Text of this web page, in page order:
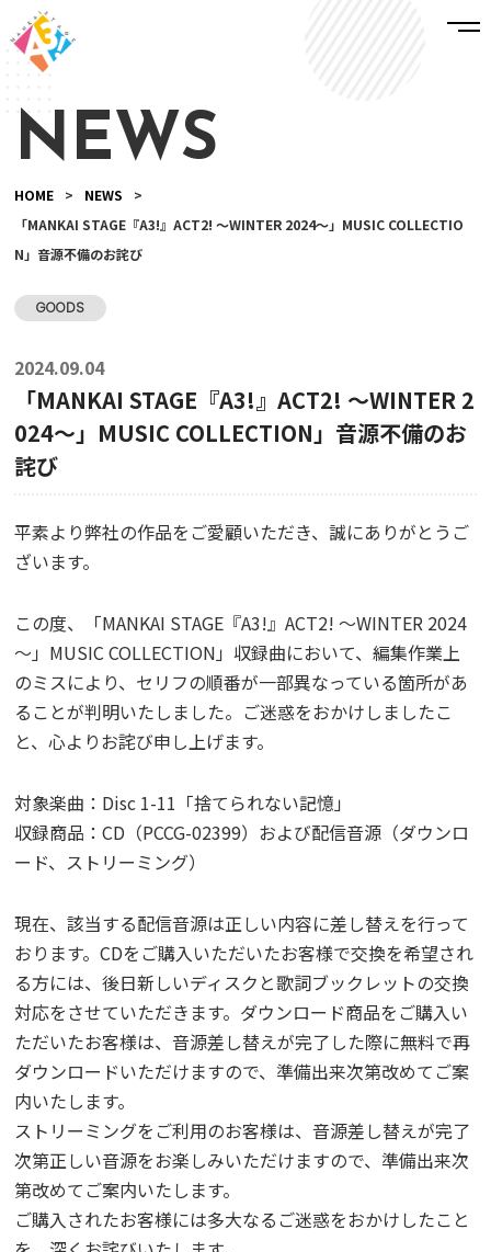
NEWS
HOME > NEWS
>
「MANKAI STAGE『A3!』ACT2! ～WINTER 2024～」MUSIC COLLECTIO
N」音源不備のお詫び
GOODS
2024.09.04
「MANKAI STAGE『A3!』ACT2! ～WINTER 2
024～」MUSIC COLLECTION」音源不備のお
詫び
平素より弊社の作品をご愛顧いただき、誠にありがとうご
ざいます。
この度、「MANKAI STAGE『A3!』ACT2! ～WINTER 2024
～」MUSIC COLLECTION」収録曲において、編集作業上
のミスにより、セリフの順番が一部異なっている箇所があ
ることが判明いたしました。ご迷惑をおかけしましたこ
と、心よりお詫び申し上げます。
対象楽曲：Disc 1-11「捨てられない記憶」
収録商品：CD（PCCG-02399）および配信音源（ダウンロ
ード、ストリーミング）
現在、該当する配信音源は正しい内容に差し替えを行って
おります。CDをご購入いただいたお客様で交換を希望され
る方には、後日新しいディスクと歌詞ブックレットの交換
対応をさせていただきます。ダウンロード商品をご購入い
ただいたお客様は、音源差し替えが完了した際に無料で再
ダウンロードいただけますので、準備出来次第改めてご案
内いたします。
ストリーミングをご利用のお客様は、音源差し替えが完了
次第正しい音源をお楽しみいただけますので、準備出来次
第改めてご案内いたします。
ご購入されたお客様には多大なるご迷惑をおかけしたこと